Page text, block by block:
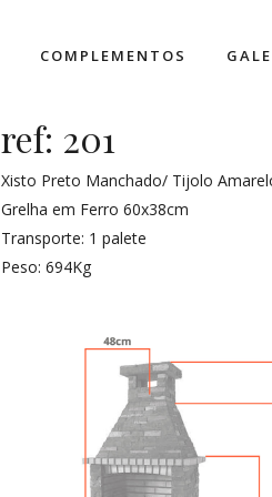
COMPLEMENTOS
ref: 201
Xisto Preto Manchado/ Tijolo
Grelha em Ferro 60x38cm
Transporte: 1 palete
Peso: 694Kg